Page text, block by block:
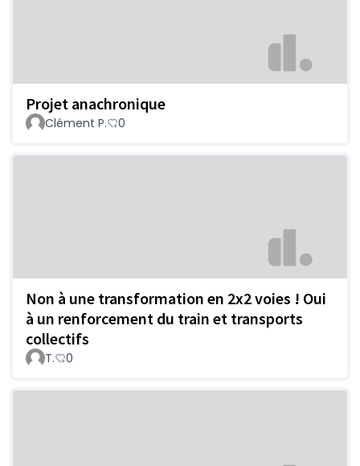
Projet anachronique
Clément P. 0
Non à une transformation en 2x2 voies ! Oui
à un renforcement du train et transports
collectifs
T. 0